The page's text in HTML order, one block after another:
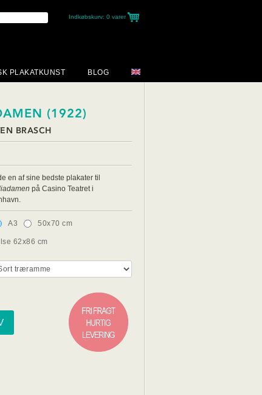
Indkøbskurv: 0 varer
PLAKATKUNST BLOG
(1922)
BRASCH
en af sine bedste plakater til
på Casino Teatret i
A3 50x70 cm
62x86 cm